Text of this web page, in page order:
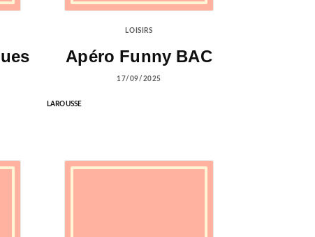
LOISIRS
Apéro Funny BAC
17/09/2025
LAROUSSE